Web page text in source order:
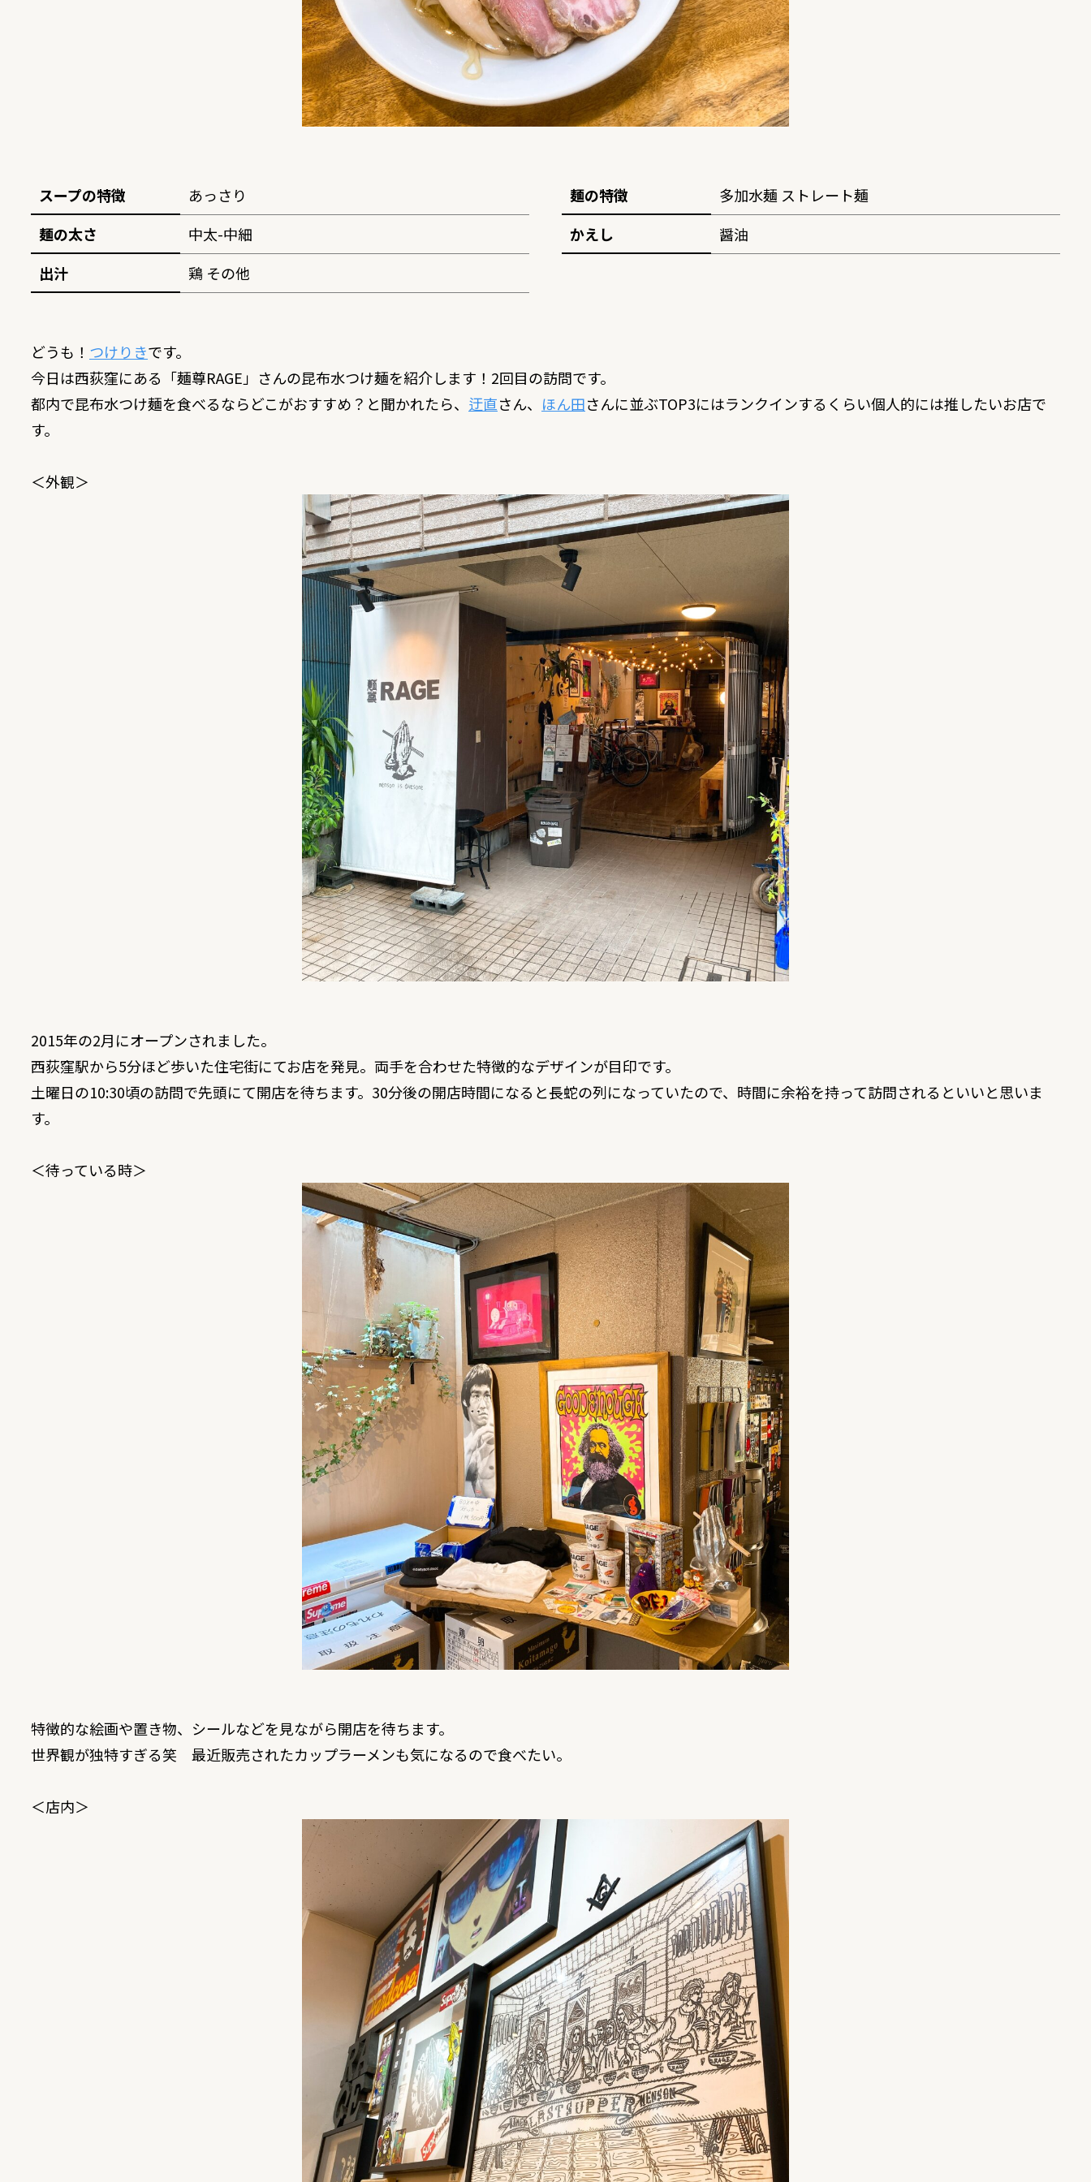
スープの特徴 あっさり 麺の特徴
多加水麺 ストレート麺
麺の太さ
中太-中細 かえし
醤油
出汁
鶏 その他
どうも！ つけりきです。
今日は西荻窪にある「麺尊RAGE 」さんの昆布水つけ麺を紹介します！2回目の訪問です。
都内で昆布水つけ麺を食べるならどこがおすすめ？と聞かれたら、 迂直さん、 ほん田さんに並ぶTOP3にはランクインするくらい個人的には推したいお店で
す。
＜外観＞
2015年の2月にオープンされました。
西荻窪駅から5分ほど歩いた住宅街にてお店を発見。両手を合わせた特徴的なデザインが目印です。
土曜日の10:30頃の訪問で先頭にて開店を待ちます。30分後の開店時間になると長蛇の列になっていたので、時間に余裕を持って訪問されるといいと思いま
す。
＜待っている時＞
特徴的な絵画や置き物、シールなどを見ながら開店を待ちます。
世界観が独特すぎる笑 最近販売されたカップラーメンも気になるので食べたい。
＜店内＞